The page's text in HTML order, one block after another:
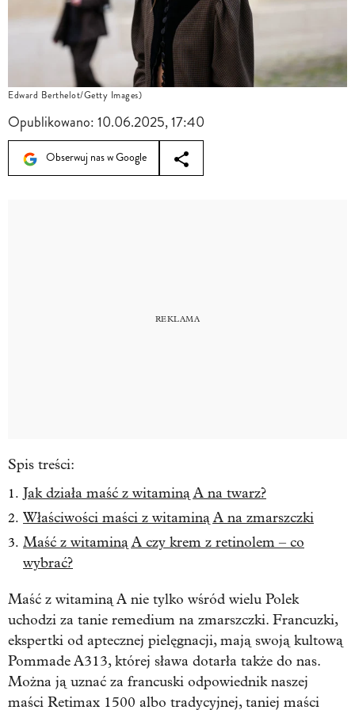
Edward Berthelot/Getty Images)
Opublikowano:10.06.2025, 17:40
Obserwuj nas w Google
Spis treści:
Jak działa maść z witaminą A na twarz?
Właściwości maści z witaminą A na zmarszczki
Maść z witaminą A czy krem z retinolem – co
wybrać?
Maść z witaminą A nie tylko wśród wielu Polek
uchodzi za tanie remedium na zmarszczki. Francuzki,
ekspertki od aptecznej pielęgnacji, mają swoją kultową
Pommade A313, której sława dotarła także do nas.
Można ją uznać za francuski odpowiednik naszej
maści Retimax 1500 albo tradycyjnej, taniej maści